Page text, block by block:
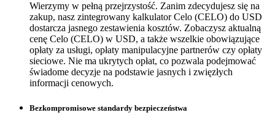
Wierzymy w pełną przejrzystość. Zanim zdecydujesz się na
zakup, nasz zintegrowany kalkulator Celo (CELO) do USD
dostarcza jasnego zestawienia kosztów. Zobaczysz aktualną
cenę Celo (CELO) w USD, a także wszelkie obowiązujące
opłaty za usługi, opłaty manipulacyjne partnerów czy opłaty
sieciowe. Nie ma ukrytych opłat, co pozwala podejmować
świadome decyzje na podstawie jasnych i zwięzłych
informacji cenowych.
Bezkompromisowe standardy bezpieczeństwa